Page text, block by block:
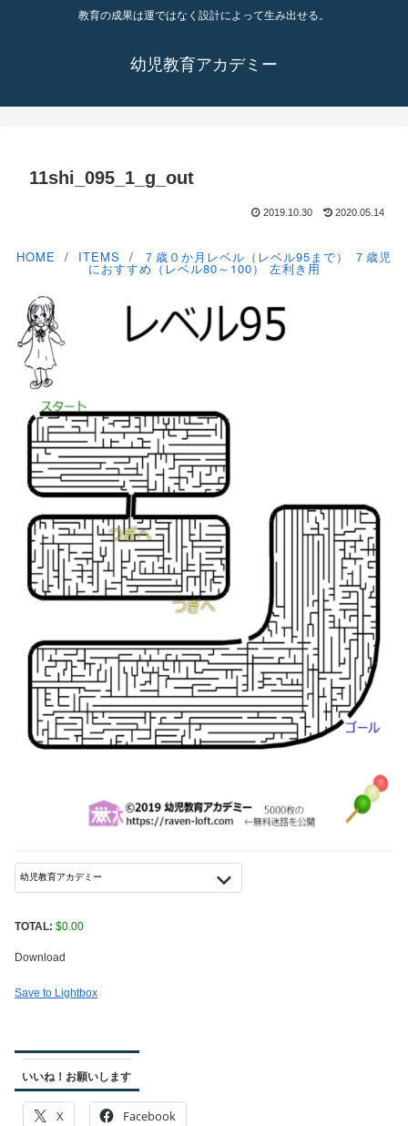
教育の成果は運ではなく設計によって生み出せる。
幼児教育アカデミー
11shi_095_1_g_out
2019.10.30 2020.05.14
HOME ITEMS ７歳０か月レベル（レベル95まで） ７歳児
におすすめ（レベル80～100） 左利き用
TOTAL: $0.00
Download
Save to Lightbox
いいね！お願いします
X Facebook